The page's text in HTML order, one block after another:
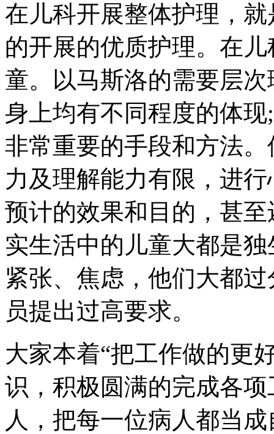
在儿科开展整体护理，
的开展的优质护理。在
童。以马斯洛的需要层
身上均有不同程度的体
非常重要的手段和方法
力及理解能力有限，进
预计的效果和目的，甚
实生活中的儿童大都是
紧张、焦虑，他们大都
员提出过高要求。
大家本着“把工作做的更
识，积极圆满的完成各
人，把每一位病人都当